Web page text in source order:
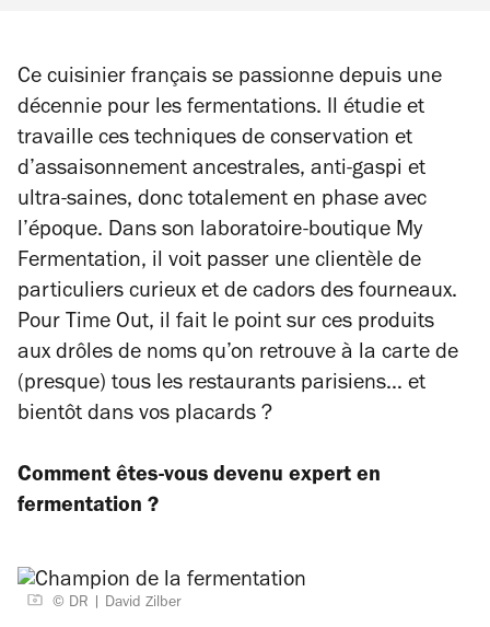
Ce cuisinier français se passionne depuis une
décennie pour les fermentations. Il étudie et
travaille ces techniques de conservation et
d’assaisonnement ancestrales, anti-gaspi et
ultra-saines, donc totalement en phase avec
l’époque. Dans son laboratoire-boutique My
Fermentation, il voit passer une clientèle de
particuliers curieux et de cadors des fourneaux.
Pour Time Out, il fait le point sur ces produits
aux drôles de noms qu’on retrouve à la carte de
(presque) tous les restaurants parisiens… et
bientôt dans vos placards ?
Comment êtes-vous devenu expert en
fermentation ?
© DR David Zilber